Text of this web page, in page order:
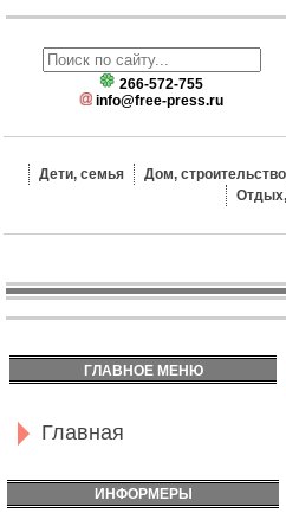
266-572-755
info@free-press.ru
Дети, семья Дом,
ГЛАВНОЕ МЕНЮ
Главная
ИНФОРМЕРЫ